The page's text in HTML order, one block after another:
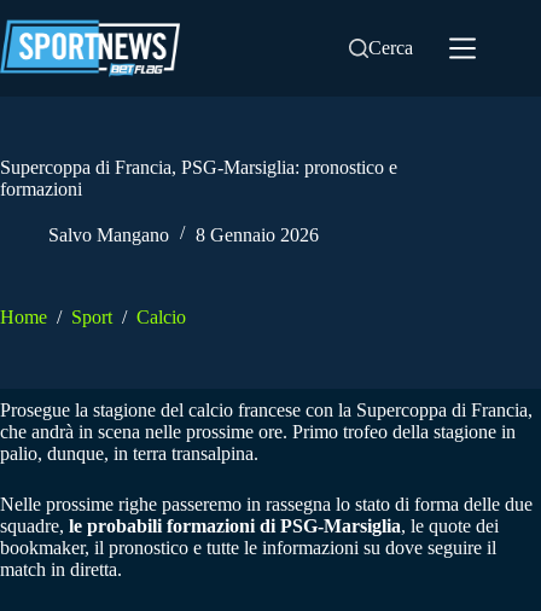
al
contenuto
Cerca
Supercoppa di Francia, PSG-Marsiglia: pronostico e
formazioni
Salvo Mangano 8 Gennaio 2026
Home / Sport / Calcio
Prosegue la stagione del calcio francese con la Supercoppa di Francia,
che andrà in scena nelle prossime ore. Primo trofeo della stagione in
palio, dunque, in terra transalpina.
Nelle prossime righe passeremo in rassegna lo stato di forma delle due
squadre, le probabili formazioni di PSG-Marsiglia, le quote dei
bookmaker, il pronostico e tutte le informazioni su dove seguire il
match in diretta.